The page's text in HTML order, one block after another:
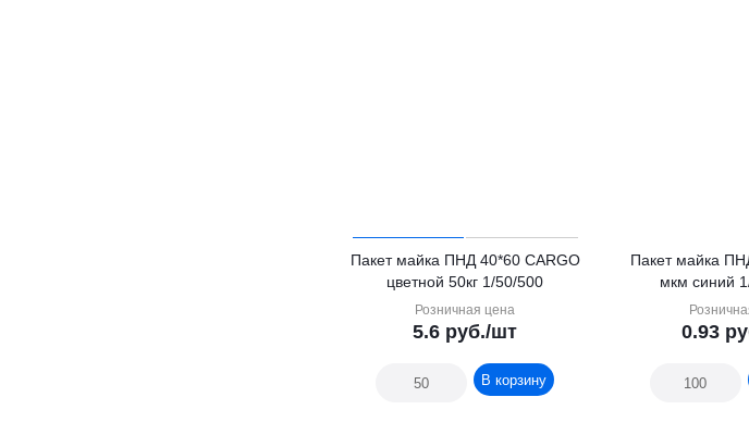
Пакет майка ПНД 40*60 CARGO
цветной 50кг 1/50/500
Розничная цена
5.6 руб./шт
В корзину
Пакет майка
мкм синий
0.93